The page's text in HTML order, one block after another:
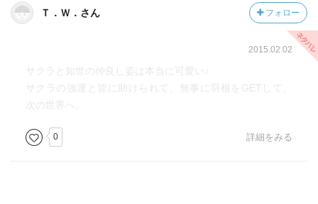
Ｔ．Ｗ．さん フォロー
2015.02.02
サクラと知世の仲良し姿は本当に可愛い♪
サクラの強運と皆に助けられて、無事に羽根をGETして、
次の世界へ。
0 詳細をみる